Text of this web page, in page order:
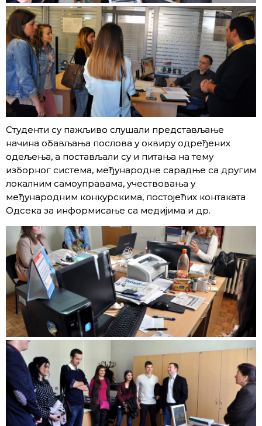
Студенти су пажљиво слушали представљање
начина обављања послова у оквиру одређених
одељења, а постављали су и питања на тему
изборног система, међународне сарадње са другим
локалним самоуправама, учествовања у
међународним конкурскима, постојећих контаката
Одсека за информисање са медијима и др.